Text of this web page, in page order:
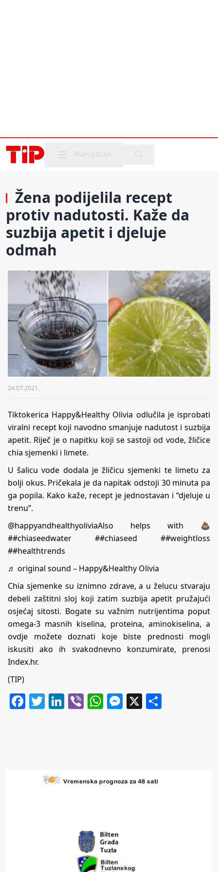
Mobile menu
Navigacija
Žena podijelila recept
protiv nadutosti. Kaže da
suzbija apetit i djeluje
odmah
24.07.2021.
Tiktokerica Happy&Healthy Olivia odlučila je isprobati
viralni recept koji navodno smanjuje nadutost i suzbija
apetit. Riječ je o napitku koji se sastoji od vode, žličice
chia sjemenki i limete.
U šalicu vode dodala je žličicu sjemenki te limetu za
bolji okus. Pričekala je da napitak odstoji 30 minuta pa
ga popila. Kako kaže, recept je jednostavan i “djeluje u
trenu”.
@happyandhealthyoliviaAlso helps with 💩
##chiaseedwater
##chiaseed
##weightloss
##healthtrends
♬ original sound – Happy&Healthy Olivia
Chia sjemenke su iznimno zdrave, a u želucu stvaraju
debeli zaštitni sloj koji zatim suzbija apetit pružajući
osjećaj sitosti. Bogate su važnim nutrijentima poput
omega-3 masnih kiselina, proteina, aminokiselina, a
ovdje možete doznati koje biste prednosti mogli
iskusiti ako ih svakodnevno konzumirate, prenosi
Index.hr.
(TIP)
Facebook
Twitter
LinkedIn
ViberWhatsApp
Messenger
X